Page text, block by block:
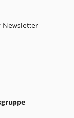
Newsletter-